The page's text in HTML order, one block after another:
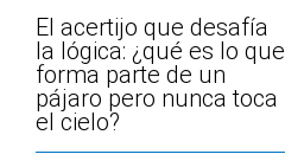
El acertijo que desafía
la lógica: ¿qué es lo que
forma parte de un
pájaro pero nunca toca
el cielo?